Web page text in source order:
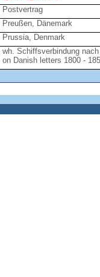
Postvertrag
Preußen, Dänemark
Prussia, Denmark
wh. Schiffsverbindung
on Danish letters 1800 -